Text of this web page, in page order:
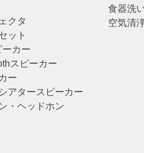
クタ
ット
ーカー
スピーカー
ー
アタースピーカー
・ヘッドホン
食器洗
空気清